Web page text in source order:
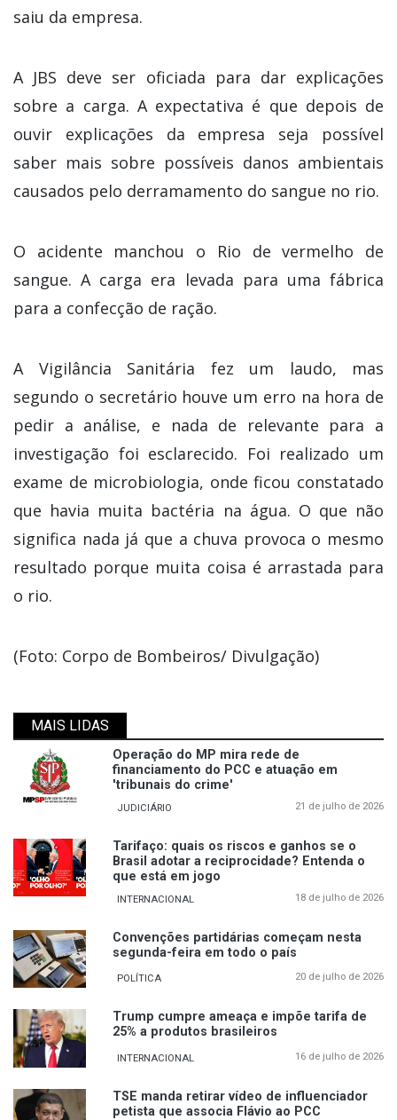
saiu da empresa.
A JBS deve ser oficiada para dar explicações
sobre a carga. A expectativa é que depois de
ouvir explicações da empresa seja possível
saber mais sobre possíveis danos ambientais
causados pelo derramamento do sangue no rio.
O acidente manchou o Rio de vermelho de
sangue. A carga era levada para uma fábrica
para a confecção de ração.
A Vigilância Sanitária fez um laudo, mas
segundo o secretário houve um erro na hora de
pedir a análise, e nada de relevante para a
investigação foi esclarecido. Foi realizado um
exame de microbiologia, onde ficou constatado
que havia muita bactéria na água. O que não
significa nada já que a chuva provoca o mesmo
resultado porque muita coisa é arrastada para
o rio.
(Foto: Corpo de Bombeiros/ Divulgação)
MAIS LIDAS
Operação do MP mira rede de
financiamento do PCC e atuação em
'tribunais do crime'
JUDICIÁRIO 21 de julho de 2026
Tarifaço: quais os riscos e ganhos se o
Brasil adotar a reciprocidade? Entenda o
que está em jogo
INTERNACIONAL 18 de julho de 2026
Convenções partidárias começam nesta
segunda-feira em todo o país
POLÍTICA 20 de julho de 2026
Trump cumpre ameaça e impõe tarifa de
25% a produtos brasileiros
INTERNACIONAL 16 de julho de 2026
TSE manda retirar vídeo de influenciador
petista que associa Flávio ao PCC